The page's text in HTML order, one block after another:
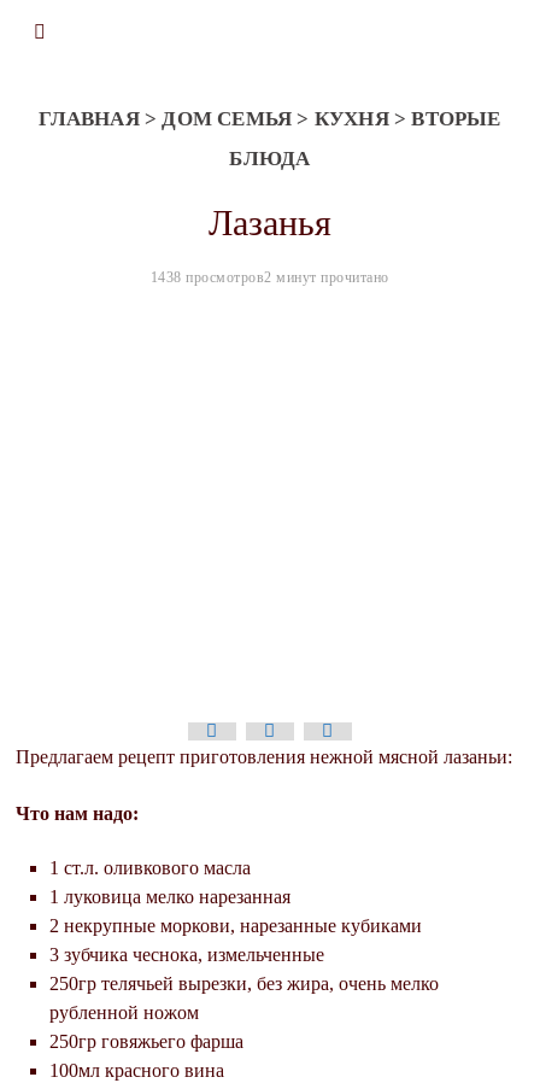
ГЛАВНАЯ>ДОМ СЕМЬЯ > КУХНЯ>ВТОРЫЕ
БЛЮДА
Лазанья
1438 просмотров2 минут прочитано
Предлагаем рецепт приготовления нежной мясной лазаньи:
Что нам надо:
1 ст.л. оливкового масла
1 луковица мелко нарезанная
2 некрупные моркови, нарезанные кубиками
3 зубчика чеснока, измельченные
250гр телячьей вырезки, без жира, очень мелко
рубленной ножом
250гр говяжьего фарша
100мл красного вина